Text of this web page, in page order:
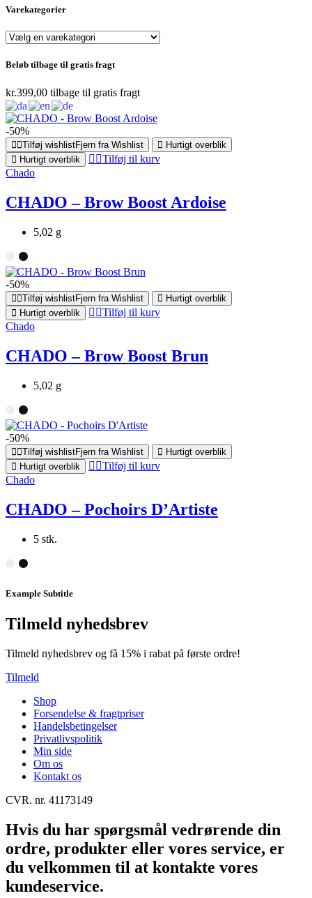
Varekategorier
Beløb tilbage til gratis fragt
kr.399,00 tilbage til gratis fragt
-50%
Tilføj wishlistFjern fra Wishlist
Hurtigt overblik
Hurtigt overblik
Tilføj til kurv
Chado
CHADO – Brow Boost Ardoise
5,02 g
-50%
Tilføj wishlistFjern fra Wishlist
Hurtigt overblik
Hurtigt overblik
Tilføj til kurv
Chado
CHADO – Brow Boost Brun
5,02 g
-50%
Tilføj wishlistFjern fra Wishlist
Hurtigt overblik
Hurtigt overblik
Tilføj til kurv
Chado
CHADO – Pochoirs D’Artiste
5 stk.
Example Subtitle
Tilmeld nyhedsbrev
Tilmeld nyhedsbrev og få 15% i rabat på første ordre!
Tilmeld
Shop
Forsendelse & fragtpriser
Handelsbetingelser
Privatlivspolitik
Min side
Om os
Kontakt os
CVR. nr. 41173149
Hvis du har spørgsmål vedrørende din
ordre, produkter eller vores service, er
du velkommen til at kontakte vores
kundeservice.